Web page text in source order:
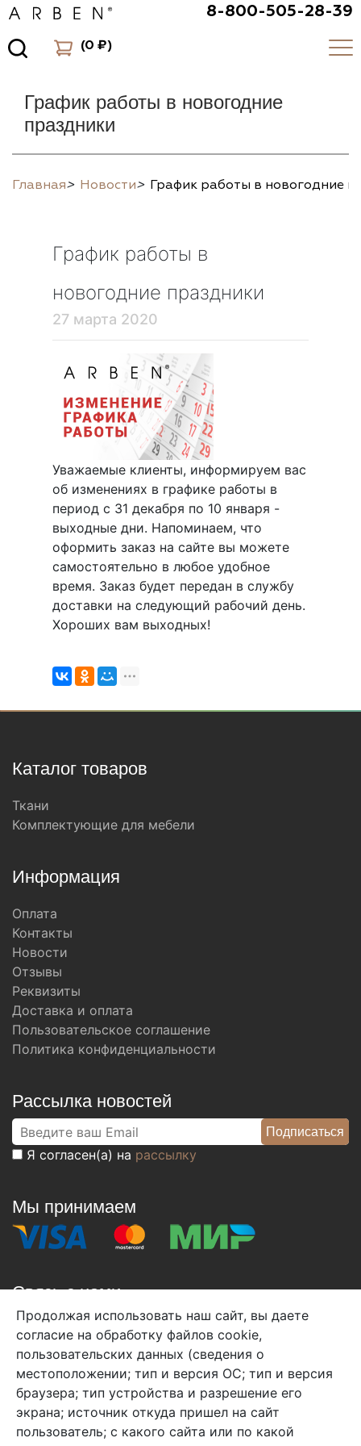
8-800-505-28-39
(0 ₽)
График работы в новогодние
праздники
Главная> Новости> График работы в новогодние
График работы в
новогодние праздники
27 марта 2020
Уважаемые клиенты, информируем вас
об изменениях в графике работы в
период с 31 декабря по 10 января -
выходные дни. Напоминаем, что
оформить заказ на сайте вы можете
самостоятельно в любое удобное
время. Заказ будет передан в службу
доставки на следующий рабочий день.
Хороших вам выходных!
Каталог товаров
Ткани
Комплектующие для мебели
Информация
Оплата
Контакты
Новости
Отзывы
Реквизиты
Доставка и оплата
Пользовательское соглашение
Политика конфиденциальности
Рассылка новостей
Я согласен(а) на рассылку
Мы принимаем
Связь с нами
+7 (495) 933-38-08
info@arben-textile.ru- оптовые продажи
Арбен текстиль г. Щелково, пер.
Продолжая использовать наш сайт, вы даете
согласие на обработку файлов cookie,
пользовательских данных (сведения о
местоположении; тип и версия ОС; тип и версия
браузера; тип устройства и разрешение его
экрана; источник откуда пришел на сайт
пользователь; с какого сайта или по какой